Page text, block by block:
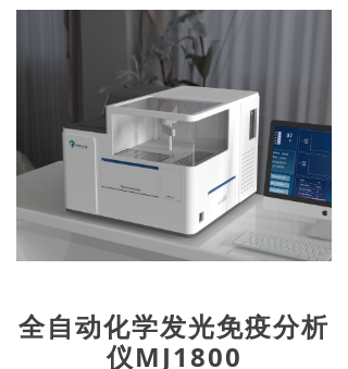
全自动化学发光免疫分析
仪MJ1800